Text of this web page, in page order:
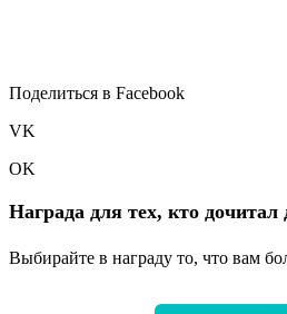
Поделиться в Facebook
VK
OK
Награда для тех, кто дочитал
Выбирайте в награду то, что вам